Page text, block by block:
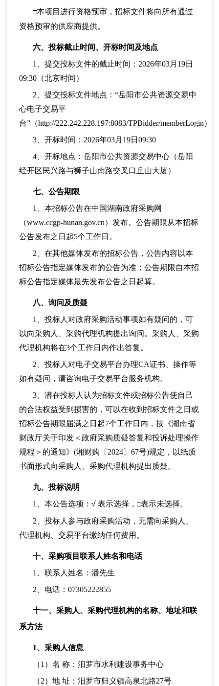
□本项目进行资格预审，招标文件将向所有通过
资格预审的供应商提供。
六、投标截止时间、开标时间及地点
1、提交投标文件的截止时间：2026年03月19日
09:30（北京时间）
2、提交投标文件地点：“岳阳市公共资源交易中
心电子交易平
台”（http://222.242.228.197:8083/TPBidder/memberLogin）
3、开标时间：2026年03月19日09:30
4、开标地点：岳阳市公共资源交易中心（岳阳
经开区民兴路与狮子山南路交叉口丘山大厦）
七、公告期限
1、本招标公告在中国湖南政府采购网
（www.ccgp-hunan.gov.cn）发布。公告期限从本招标
公告发布之日起5个工作日。
2、在其他媒体发布的招标公告，公告内容以本
招标公告指定媒体发布的公告为准；公告期限自本招
标公告指定媒体最先发布公告之日起算。
八、询问及质疑
1、投标人对政府采购活动事项如有疑问的，可
以向采购人、采购代理机构提出询问。采购人、采购
代理机构将在3个工作日内作出答复。
2、投标人对电子交易平台办理CA证书、操作等
如有疑问，请咨询电子交易平台服务机构。
3、潜在投标人认为招标文件或招标公告使自己
的合法权益受到损害的，可以在收到招标文件之日或
招标公告期限届满之日起7个工作日内，按《湖南省
财政厅关于印发＜政府采购质疑答复和投诉处理操作
规程＞的通知》(湘财购〔2024〕67号)规定，以纸质
书面形式向采购人、采购代理机构提出质疑。
九、投标说明
1、本公告选项： √ 表示选择， □表示未选择。
2、投标人参与政府采购活动，无需向采购人、
代理机构、交易平台缴纳任何费用。
十、采购项目联系人姓名和电话
1、联系人姓名：潘先生
2、电话：07305222855
十一、采购人、采购代理机构的名称、地址和联
系方法
1、采购人信息
（1）名 称：汨罗市水利建设事务中心
（2）地 址：汨罗市归义镇高泉北路27号